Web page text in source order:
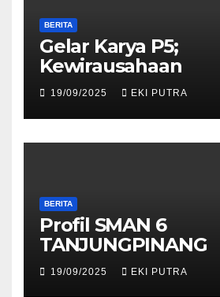
BERITA
Gelar Karya P5;
Kewirausahaan
19/09/2025 EKI PUTRA
BERITA
Profil SMAN 6
TANJUNGPINANG
19/09/2025 EKI PUTRA